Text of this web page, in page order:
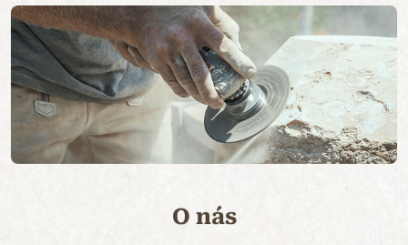
O nás